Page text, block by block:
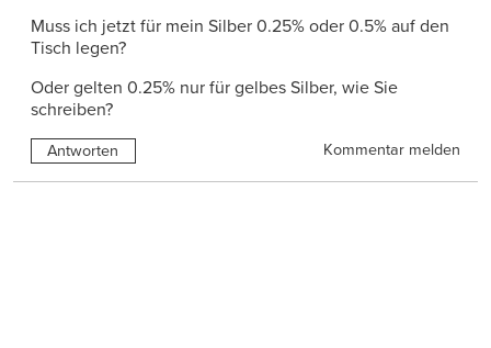
Muss ich jetzt für mein Silber 0.25% oder 0.5% auf den
Tisch legen?
Oder gelten 0.25% nur für gelbes Silber, wie Sie
schreiben?
Antworten Kommentar melden